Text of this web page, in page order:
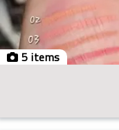
5 items